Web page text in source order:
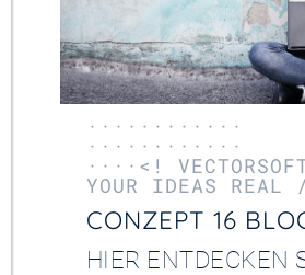
············
············
····<!
YOUR IDEAS REAL
CONZEPT 16
HIER ENTDECKEN